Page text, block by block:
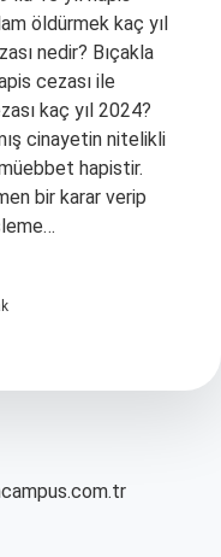
öldürmek kaç yıl
nedir? Bıçakla
cezası ile
kaç yıl 2024?
cinayetin nitelikli
müebbet hapistir.
bir karar verip